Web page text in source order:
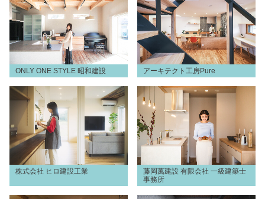
ONLY ONE STYLE 昭和建設 アーキテクト工房Pure
株式会社 ヒロ建設工業
藤岡萬建設 有限会社 一級建築士
事務所